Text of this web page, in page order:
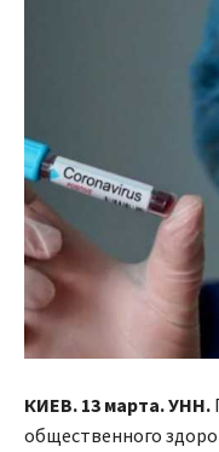
КИЕВ. 13 марта. УНН.
общественного